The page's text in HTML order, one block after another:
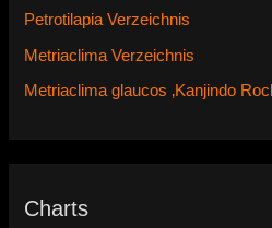
Petrotilapia Verzeichnis
Metriaclima Verzeichnis
Metriaclima glaucos ‚Kanjindo
Charts